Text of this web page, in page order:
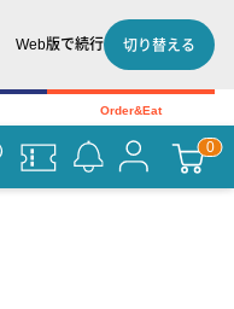
Web版で続行 切り替える
Order&Eat